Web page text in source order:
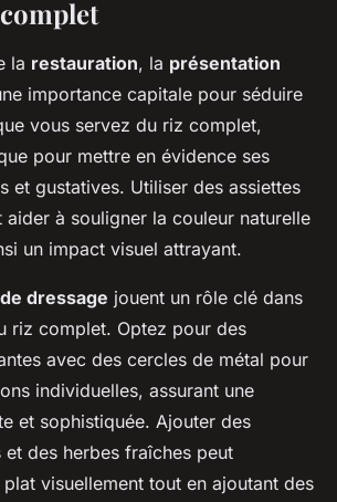
la restauration, la présentation
importance capitale pour séduire
vous servez du riz complet,
pour mettre en évidence ses
et gustatives. Utiliser des assiettes
aider à souligner la couleur naturelle
un impact visuel attrayant.
dressage jouent un rôle clé dans
riz complet. Optez pour des
avec des cercles de métal pour
individuelles, assurant une
et sophistiquée. Ajouter des
et des herbes fraîches peut
visuellement tout en ajoutant des